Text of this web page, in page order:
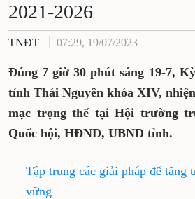
2021-2026
TNĐT 07:29, 19/07/2023
Đúng 7 giờ 30 phút sáng 19-7,
tỉnh Thái Nguyên khóa XIV,
mạc trọng thể tại Hội trường
Quốc hội, HĐND, UBND tỉnh.
Tập trung các giải pháp để tăng
vững